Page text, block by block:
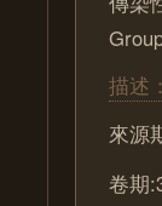
描述：
來源
卷期